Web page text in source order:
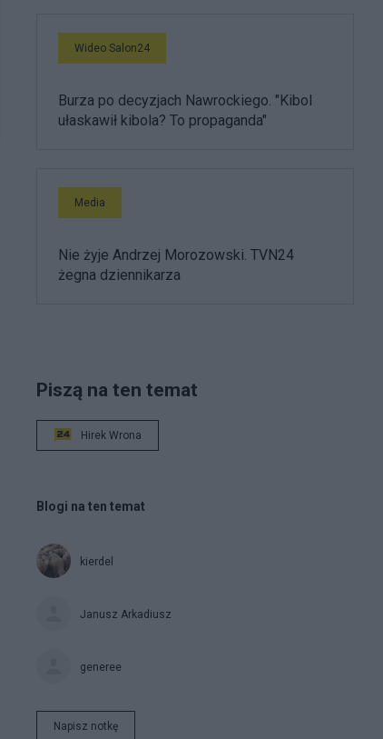
Wideo Salon24
Burza po decyzjach Nawrockiego. "Kibol
ułaskawił kibola? To propaganda"
Media
Nie żyje Andrzej Morozowski. TVN24
żegna dziennikarza
Piszą na ten temat
Hirek Wrona
Blogi na ten temat
kierdel
Janusz Arkadiusz
generee
Napisz notkę